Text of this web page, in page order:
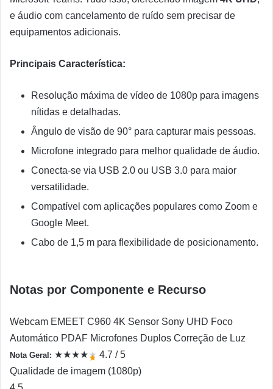
e áudio com cancelamento de ruído sem precisar de
equipamentos adicionais.
Principais Característica:
Resolução máxima de vídeo de 1080p para imagens
nítidas e detalhadas.
Ângulo de visão de 90° para capturar mais pessoas.
Microfone integrado para melhor qualidade de áudio.
Conecta-se via USB 2.0 ou USB 3.0 para maior
versatilidade.
Compatível com aplicações populares como Zoom e
Google Meet.
Cabo de 1,5 m para flexibilidade de posicionamento.
Notas por Componente e Recurso
Webcam EMEET C960 4K Sensor Sony UHD Foco
Automático PDAF Microfones Duplos Correção de Luz
Nota Geral: ★★★★★
★ 4.7 / 5
Qualidade de imagem (1080p)